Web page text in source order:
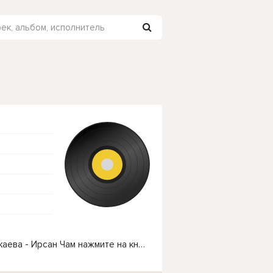
Чтобы прослушать онлайн песню Петимат Еснакаева - Ирсан Чам нажмите на кнопку плей с светом зелений